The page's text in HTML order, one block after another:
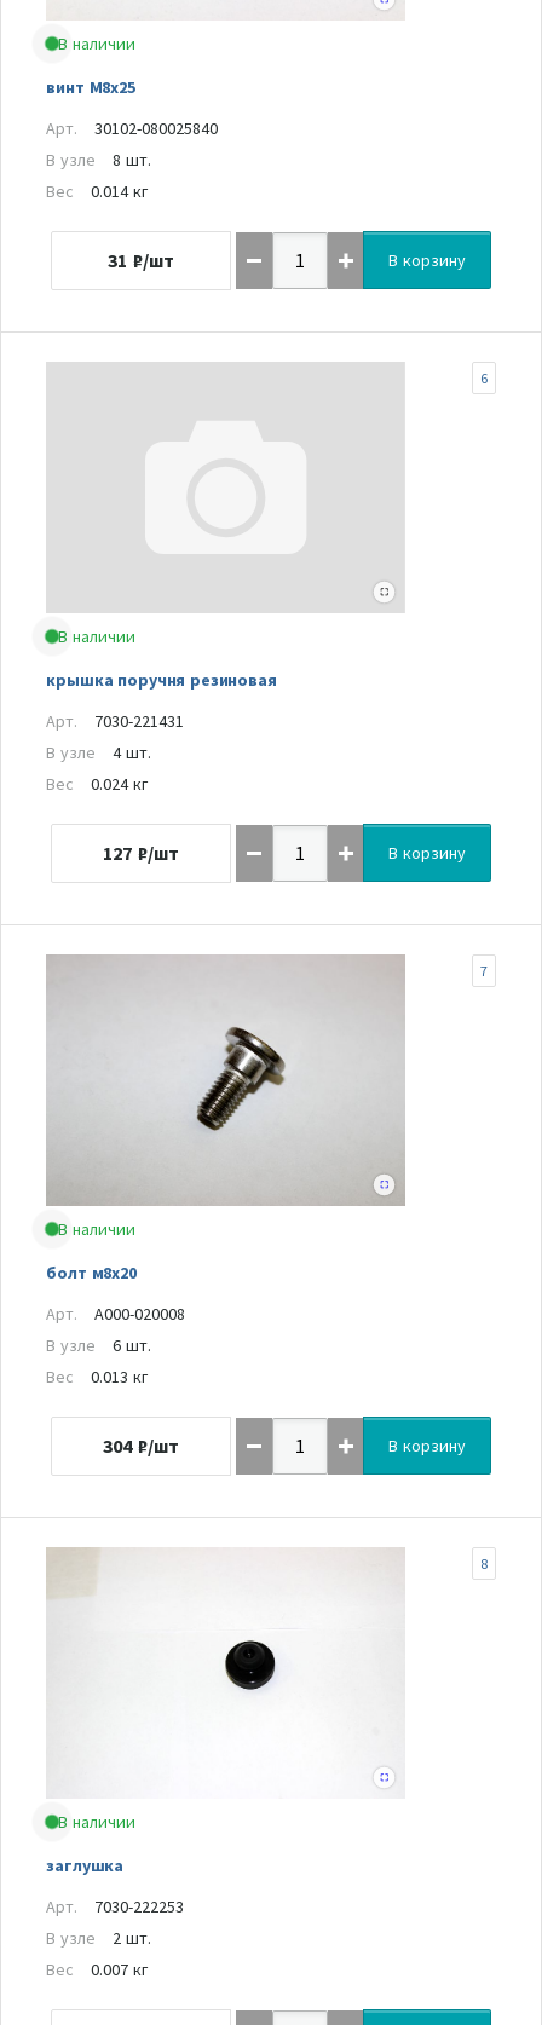
В наличии
винт М8х25
Арт.
30102-080025840
В узле
8 шт.
Вес
0.014 кг
31 ₽/шт В корзину
В наличии
крышка поручня резиновая
6
Арт.
7030-221431
В узле
4 шт.
Вес
0.024 кг
127 ₽/шт В корзину
В наличии
болт м8х20
7
Арт.
A000-020008
В узле
6 шт.
Вес
0.013 кг
304 ₽/шт В корзину
В наличии
заглушка
8
Арт.
7030-222253
В узле
2 шт.
Вес
0.007 кг